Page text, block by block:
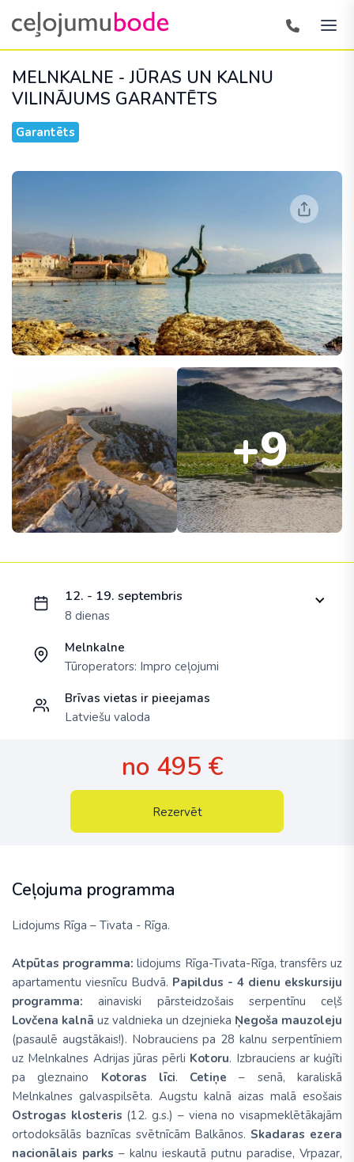
MELNKALNE - JŪRAS UN KALNU
VILINĀJUMS GARANTĒTS
Garantēts
+9
Ceļojuma programma
Lidojums Rīga – Tivata - Rīga.
Atpūtas programma: lidojums Rīga-Tivata-Rīga, transfērs uz
apartamentu viesnīcu Budvā. Papildus - 4 dienu ekskursiju
programma: ainaviski pārsteidzošais serpentīnu ceļš
Lovčena kalnā uz valdnieka un dzejnieka Ņegoša mauzoleju
(pasaulē augstākais!). Nobrauciens pa 28 kalnu serpentīniem
uz Melnkalnes Adrijas jūras pērli Kotoru. Izbrauciens ar kuģīti
pa gleznaino Kotoras līci. Cetiņe – senā, karaliskā
Melnkalnes galvaspilsēta. Augstu kalnā aizas malā esošais
Ostrogas klosteris (12. g.s.) – viena no visapmeklētākajām
ortodoksālās baznīcas svētnīcām Balkānos.Skadaras ezera
nacionālais parks – kalnu ieskautā putnu paradise, Vrpazar,
12. - 19. septembris
8 dienas
Melnkalne
Tūroperators: Impro ceļojumi
Brīvas vietas ir pieejamas
Latviešu valoda
no 495 €
Rezervēt